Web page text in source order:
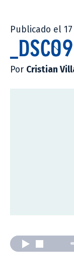
Publicado el
Por Cristian